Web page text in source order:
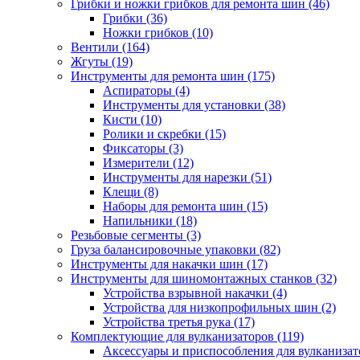
Грибки и ножки грибков для ремонта шин (46)
Грибки (36)
Ножки грибков (10)
Вентили (164)
Жгуты (19)
Инструменты для ремонта шин (175)
Аспираторы (4)
Инструменты для установки (38)
Кисти (10)
Ролики и скребки (15)
Фиксаторы (3)
Измерители (12)
Инструменты для нарезки (51)
Клещи (8)
Наборы для ремонта шин (15)
Напильники (18)
Резьбовые сегменты (3)
Груза балансировочные упаковки (82)
Инструменты для накачки шин (17)
Инструменты для шиномонтажных станков (32)
Устройства взрывной накачки (4)
Устройства для низкопрофильных шин (2)
Устройства третья рука (17)
Комплектующие для вулканизаторов (119)
Аксессуары и приспособления для